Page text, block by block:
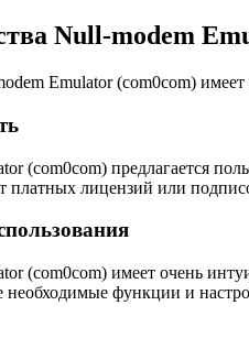
Null-modem
Emulator (com0com)
(com0com) предлагается
платных лицензий или
(com0com) имеет очень
необходимые функции и